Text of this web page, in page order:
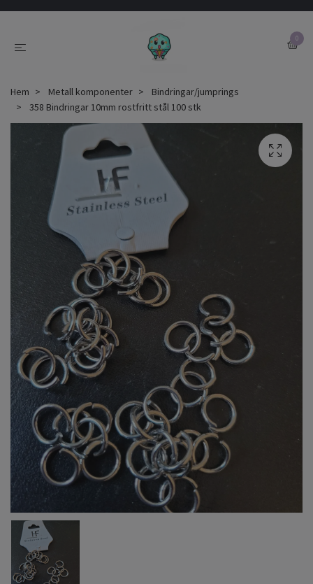
0
Hem Metall komponenter
Bindringar/jumprings
358 Bindringar 10mm rostfritt stål 100 stk